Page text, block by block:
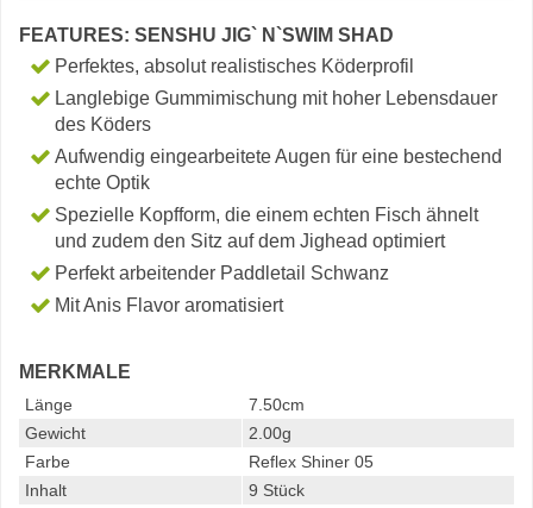
FEATURES: SENSHU JIG` N`SWIM SHAD
Perfektes, absolut realistisches Köderprofil
Langlebige Gummimischung mit hoher Lebensdauer
des Köders
Aufwendig eingearbeitete Augen für eine bestechend
echte Optik
Spezielle Kopfform, die einem echten Fisch ähnelt
und zudem den Sitz auf dem Jighead optimiert
Perfekt arbeitender Paddletail Schwanz
Mit Anis Flavor aromatisiert
MERKMALE
Länge
7.50cm
Gewicht
2.00g
Farbe
Reflex Shiner 05
Inhalt
9 Stück